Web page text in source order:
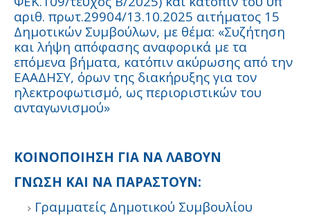
αριθ. πρωτ.29904/13.10.2025 αιτήματος 15
Δημοτικών Συμβούλων, με θέμα: «Συζήτηση
και λήψη απόφασης αναφορικά με τα
επόμενα βήματα, κατόπιν ακύρωσης από την
ΕΑΑΔΗΣΥ, όρων της διακήρυξης για τον
ηλεκτροφωτισμό, ως περιοριστικών του
ανταγωνισμού»
ΚΟΙΝΟΠΟΙΗΣΗ ΓΙΑ ΝΑ ΛΑΒΟΥΝ
ΓΝΩΣΗ ΚΑΙ ΝΑ ΠΑΡΑΣΤΟΥΝ:
Γραμματείς Δημοτικού Συμβουλίου